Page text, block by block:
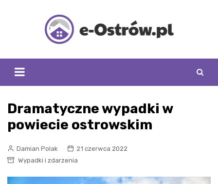
Dramatyczne wypadki w
powiecie ostrowskim
Damian Polak
21 czerwca 2022
Wypadki i zdarzenia